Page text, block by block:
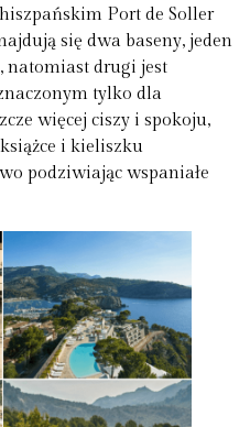
Port de Soller
się dwa baseny, jeden
natomiast drugi jest
tylko dla
więcej ciszy i spokoju,
i kieliszku
podziwiając wspaniałe